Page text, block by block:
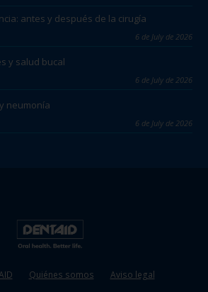
antes y después de la cirugía
6 de July de 2026
y salud bucal
6 de July de 2026
neumonía
6 de July de 2026
Quiénes somos
Aviso legal